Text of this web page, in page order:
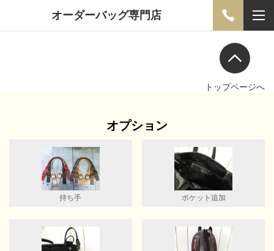
オーダーバッグ専門店
トップページへ
オプション
持ち手 ポケット追加